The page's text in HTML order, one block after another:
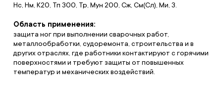
Нс, Нм, К20, Тп 300, Тр, Мун 200, Сж, См(Сл), Ми, З.
Область применения:
защита ног при выполнении сварочных работ,
металлообработки, судоремонта, строительства и в
других отраслях, где работники контактируют с горячими
поверхностями и требуют защиты от повышенных
температур и механических воздействий.